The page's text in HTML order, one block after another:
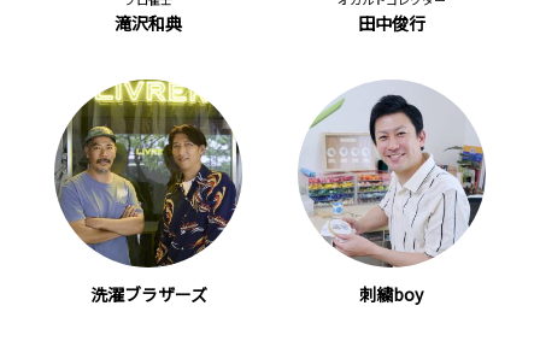
滝沢和典 田中俊行
洗濯ブラザーズ 刺繍boy